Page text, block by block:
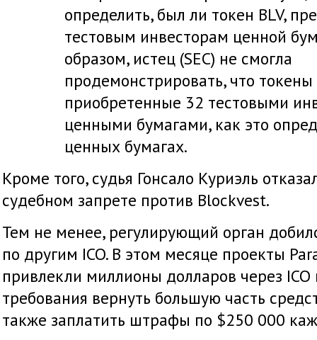
определить, был ли токен BLV,
тестовым инвесторам ценной
образом, истец (SEC) не смогла
продемонстрировать, что токены
приобретенные 32 тестовыми
ценными бумагами, как это
ценных бумагах.
Кроме того, судья Гонсало Куриэль
судебном запрете против Blockvest.
Тем не менее, регулирующий орган
по другим ICO. В этом месяце проекты
привлекли миллионы долларов через ICO
требования вернуть большую часть
также заплатить штрафы по $250 000